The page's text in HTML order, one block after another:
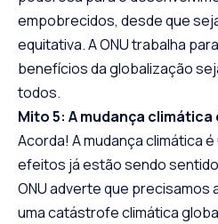
empobrecidos, desde que
equitativa. A ONU trabalha
benefícios da globalização
todos.
Mito 5: A mudança climática
Acorda! A mudança climática
efeitos já estão sendo
ONU adverte que precisamos
uma catástrofe climática